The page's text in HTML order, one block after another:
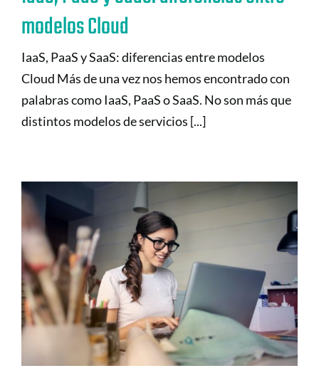
modelos Cloud
IaaS, PaaS y SaaS: diferencias entre modelos
Cloud Más de una vez nos hemos encontrado con
palabras como IaaS, PaaS o SaaS. No son más que
distintos modelos de servicios [...]